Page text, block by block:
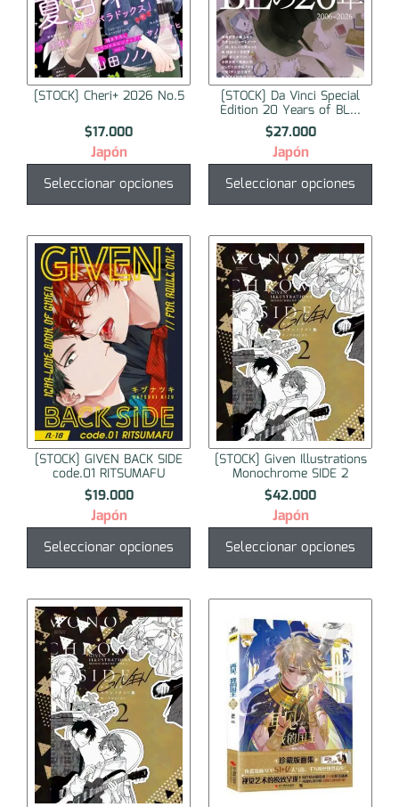
[STOCK] Cheri+ 2026 No.5
$17.000
Japón
Seleccionar opciones
[STOCK] Da Vinci Special
Edition 20 Years of BL...
$27.000
Japón
Seleccionar opciones
[STOCK] GIVEN BACK SIDE
code.01 RITSUMAFU
$19.000
Japón
Seleccionar opciones
[STOCK] Given Illustrations
Monochrome SIDE 2
$42.000
Japón
Seleccionar opciones